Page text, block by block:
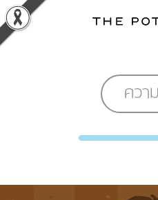
Skip
to
content
ควา